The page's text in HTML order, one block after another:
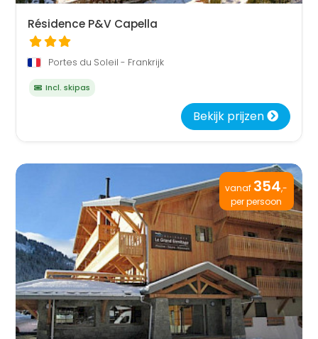
Résidence P&V Capella
Portes du Soleil - Frankrijk
Incl. skipas
Bekijk prijzen
vanaf 354,-
per persoon